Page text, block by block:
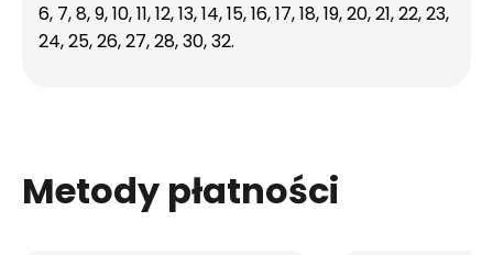
6, 7, 8, 9, 10, 11, 12, 13, 14, 15, 16, 17, 18, 19, 20, 21, 22, 23,
24, 25, 26, 27, 28, 30, 32.
Metody płatności